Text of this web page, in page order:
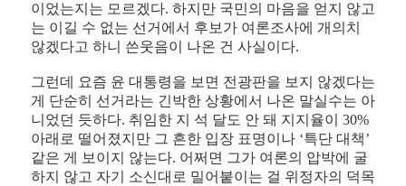
이었는지는 모르겠다. 하지만 국민의 마음을 얻지 않고
는 이길 수 없는 선거에서 후보가 여론조사에 개의치
않겠다고 하니 쓴웃음이 나온 건 사실이다.
그런데 요즘 윤 대통령을 보면 전광판을 보지 않겠다는
게 단순히 선거라는 긴박한 상황에서 나온 말실수는 아
니었던 듯하다. 취임한 지 석 달도 안 돼 지지율이 30%
아래로 떨어졌지만 그 흔한 입장 표명이나 ‘특단 대책’
같은 게 보이지 않는다. 어쩌면 그가 여론의 압박에 굴
하지 않고 자기 소신대로 밀어붙이는 걸 위정자의 덕목